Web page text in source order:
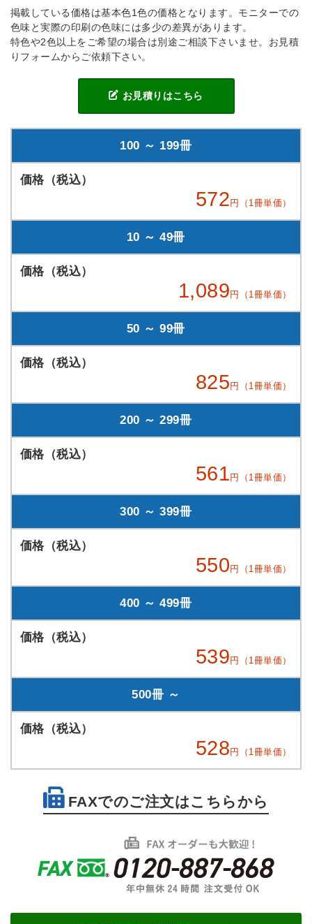
掲載している価格は基本色1色の価格となります。モニターでの
色味と実際の印刷の色味には多少の差異があります。
特色や2色以上をご希望の場合は別途ご相談下さいませ。お見積
りフォームからご依頼下さい。
お見積りはこちら
100 ～ 199冊
572 円（1冊単価）
10 ～ 49冊
1,089 円（1冊単価）
50 ～ 99冊
825 円（1冊単価）
200 ～ 299冊
561 円（1冊単価）
300 ～ 399冊
550 円（1冊単価）
400 ～ 499冊
539 円（1冊単価）
500冊 ～
528 円（1冊単価）
FAXでのご注文はこちらから